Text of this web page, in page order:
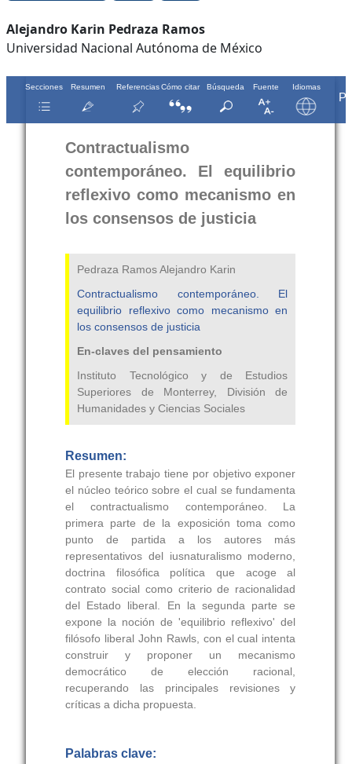
Contenido
principal
del
artículo
Alejandro Karin Pedraza Ramos
Universidad Nacional Autónoma de México